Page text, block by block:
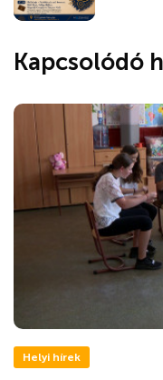
Kapcsolódó
Helyi hírek